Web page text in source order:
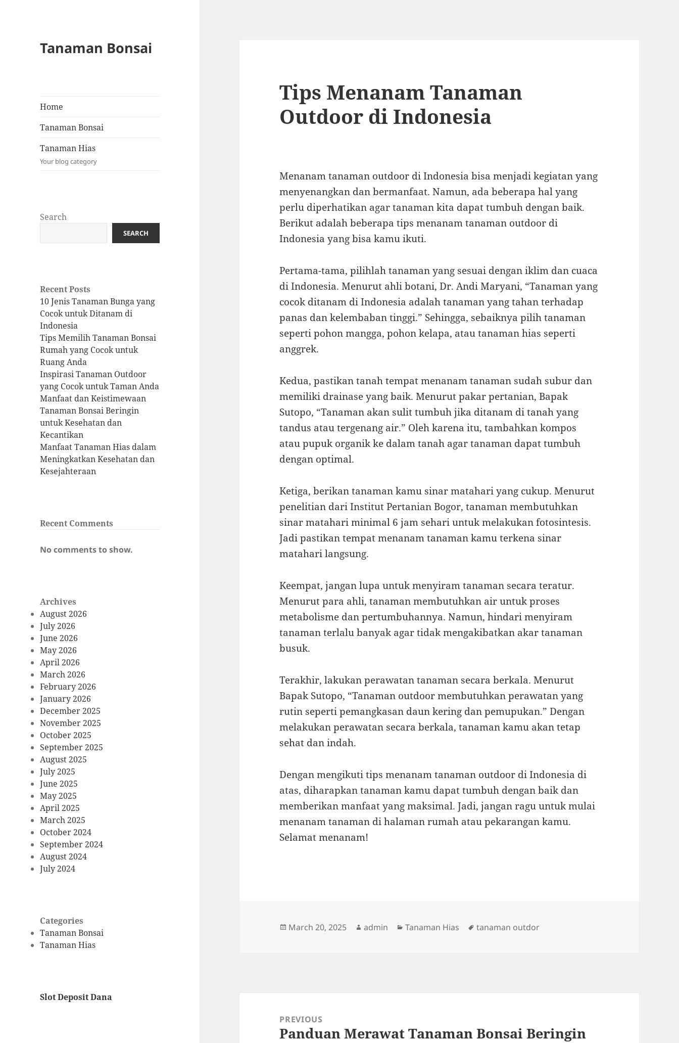
Tanaman Bonsai
Home
Tanaman Bonsai
Tanaman Hias
Your blog category
Search
SEARCH
Recent Posts
10 Jenis Tanaman Bunga yang
Cocok untuk Ditanam di
Indonesia
Tips Memilih Tanaman Bonsai
Rumah yang Cocok untuk
Ruang Anda
Inspirasi Tanaman Outdoor
yang Cocok untuk Taman Anda
Manfaat dan Keistimewaan
Tanaman Bonsai Beringin
untuk Kesehatan dan
Kecantikan
Manfaat Tanaman Hias dalam
Meningkatkan Kesehatan dan
Kesejahteraan
Recent Comments
No comments to show.
Archives
August 2026
July 2026
June 2026
May 2026
April 2026
March 2026
February 2026
January 2026
December 2025
November 2025
October 2025
September 2025
August 2025
July 2025
June 2025
May 2025
April 2025
March 2025
October 2024
September 2024
August 2024
July 2024
Categories
Tanaman Bonsai
Tanaman Hias
Slot Deposit Dana
Tips Menanam Tanaman
Outdoor di Indonesia
Menanam tanaman outdoor di Indonesia bisa menjadi kegiatan yang
menyenangkan dan bermanfaat. Namun, ada beberapa hal yang
perlu diperhatikan agar tanaman kita dapat tumbuh dengan baik.
Berikut adalah beberapa tips menanam tanaman outdoor di
Indonesia yang bisa kamu ikuti.
Pertama-tama, pilihlah tanaman yang sesuai dengan iklim dan cuaca
di Indonesia. Menurut ahli botani, Dr. Andi Maryani, “Tanaman yang
cocok ditanam di Indonesia adalah tanaman yang tahan terhadap
panas dan kelembaban tinggi.” Sehingga, sebaiknya pilih tanaman
seperti pohon mangga, pohon kelapa, atau tanaman hias seperti
anggrek.
Kedua, pastikan tanah tempat menanam tanaman sudah subur dan
memiliki drainase yang baik. Menurut pakar pertanian, Bapak
Sutopo, “Tanaman akan sulit tumbuh jika ditanam di tanah yang
tandus atau tergenang air.” Oleh karena itu, tambahkan kompos
atau pupuk organik ke dalam tanah agar tanaman dapat tumbuh
dengan optimal.
Ketiga, berikan tanaman kamu sinar matahari yang cukup. Menurut
penelitian dari Institut Pertanian Bogor, tanaman membutuhkan
sinar matahari minimal 6 jam sehari untuk melakukan fotosintesis.
Jadi pastikan tempat menanam tanaman kamu terkena sinar
matahari langsung.
Keempat, jangan lupa untuk menyiram tanaman secara teratur.
Menurut para ahli, tanaman membutuhkan air untuk proses
metabolisme dan pertumbuhannya. Namun, hindari menyiram
tanaman terlalu banyak agar tidak mengakibatkan akar tanaman
busuk.
Terakhir, lakukan perawatan tanaman secara berkala. Menurut
Bapak Sutopo, “Tanaman outdoor membutuhkan perawatan yang
rutin seperti pemangkasan daun kering dan pemupukan.” Dengan
melakukan perawatan secara berkala, tanaman kamu akan tetap
sehat dan indah.
Dengan mengikuti tips menanam tanaman outdoor di Indonesia di
atas, diharapkan tanaman kamu dapat tumbuh dengan baik dan
memberikan manfaat yang maksimal. Jadi, jangan ragu untuk mulai
menanam tanaman di halaman rumah atau pekarangan kamu.
Selamat menanam!
Posted
March 20, 2025 Author
admin Categories
Tanaman Hias Tags
tanaman outdor
navigationPREVIOUS
Previous
Panduan Merawat Tanaman Bonsai Beringin